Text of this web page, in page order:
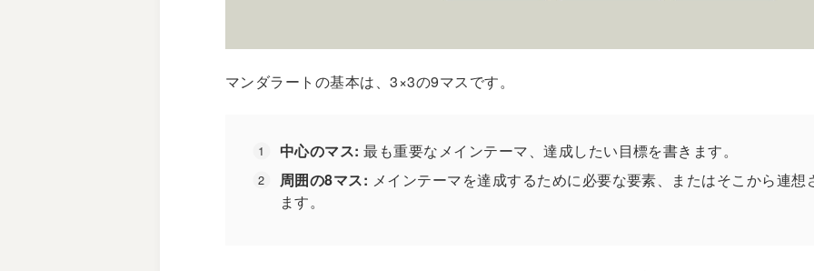
マンダラートの基本は、3×3の9マスです。
中心のマス: 最も重要なメインテーマ、達成したい目標を書きます。
周囲の8マス: メインテーマを達成するために必要な要素、またはそこから連
ます。